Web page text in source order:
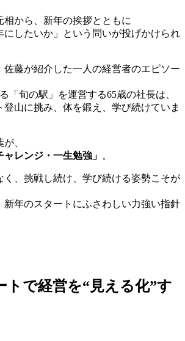
相から、新年の挨拶とともに
にしたいか」という問いが投げかけられ
佐藤が紹介した一人の経営者のエピソー
「旬の駅」を運営する65歳の社長は、
山に挑み、体を鍛え、学び続けていま
、
ャレンジ・一生勉強」 。
く、挑戦し続け、学び続ける姿勢こそが
新年のスタートにふさわしい力強い指針
トで経営を“見える化”す